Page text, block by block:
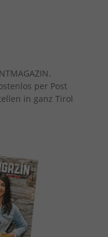
per Post
in ganz Tirol